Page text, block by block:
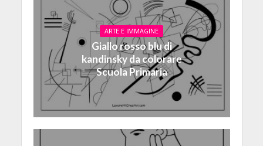
ARTE E IMMAGINE
Giallo rosso blu di
kandinsky da colorare
Scuola Primaria